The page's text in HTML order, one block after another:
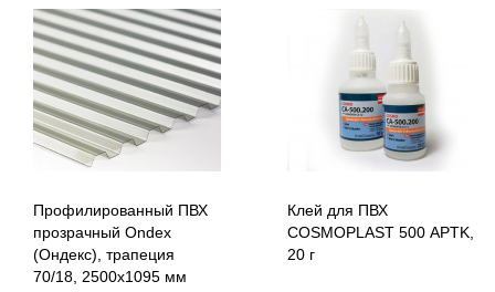
Профилированный ПВХ
прозрачный Ondex
(Ондекс), трапеция
70/18, 2500х1095 мм
Клей для ПВХ
COSMOPLAST 500 APTK,
20 г